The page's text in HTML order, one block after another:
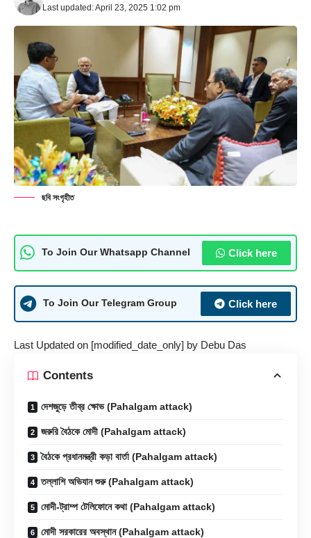
Last updated: April 23, 2025 1:02 pm
ছবি সংগৃহীত
To Join Our Whatsapp Channel Click here
To Join Our Telegram Group Click here
Last Updated on [modified_date_only] by Debu Das
Contents
দেশজুড়ে তীব্র ক্ষোভ (Pahalgam attack)
জরুরি বৈঠকে মোদী (Pahalgam attack)
বৈঠকে প্রধানমন্ত্রী কড়া বার্তা (Pahalgam attack)
তল্লাশি অভিযান শুরু (Pahalgam attack)
মোদী-ট্রাম্প টেলিফোনে কথা (Pahalgam attack)
মোদী সরকারের অবস্থান (Pahalgam attack)